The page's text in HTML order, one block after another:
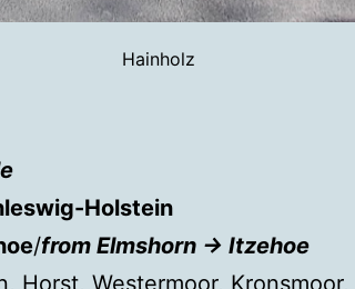
Hainholz
Holstein
/from Elmshorn → Itzehoe
Horst, Westermoor,